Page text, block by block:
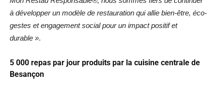
à développer un modèle de restauration qui allie bien-être, éco-
gestes et engagement social pour un impact positif et
durable ».
5 000 repas par jour produits par la cuisine centrale de
Besançon